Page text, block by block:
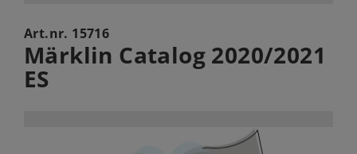
Art.nr. 15716
Märklin Catalog 2020/2021
ES